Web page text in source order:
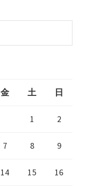
金 土 日
1 2
7 8 9
14 15 16